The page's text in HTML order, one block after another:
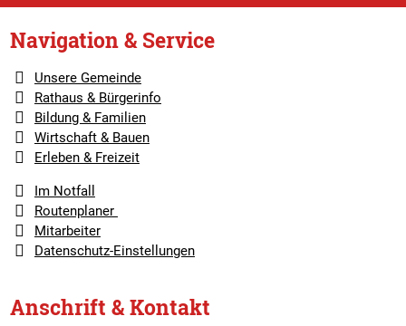
Navigation & Service
Unsere Gemeinde
Rathaus & Bürgerinfo
Bildung & Familien
Wirtschaft & Bauen
Erleben & Freizeit
Im Notfall
Routenplaner
Mitarbeiter
Datenschutz-Einstellungen
Anschrift & Kontakt